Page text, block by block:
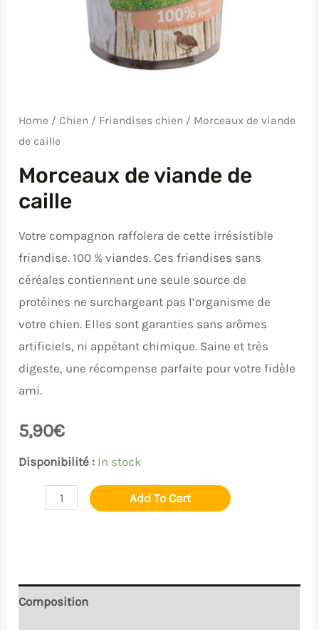
Home / Chien / Friandises chien / Morceaux de viande
de caille
Morceaux de viande de
caille
Votre compagnon raffolera de cette irrésistible
friandise. 100 % viandes. Ces friandises sans
céréales contiennent une seule source de
protéines ne surchargeant pas l’organisme de
votre chien. Elles sont garanties sans arômes
artificiels, ni appétant chimique. Saine et très
digeste, une récompense parfaite pour votre fidèle
ami.
5,90€
Disponibilité : In stock
Add To Cart
Composition